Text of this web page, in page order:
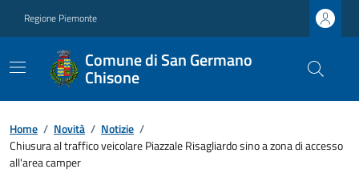
Regione Piemonte
Comune di San Germano
Chisone
Home / Novità / Notizie /
Chiusura al traffico veicolare Piazzale Risagliardo sino a zona di accesso
all'area camper